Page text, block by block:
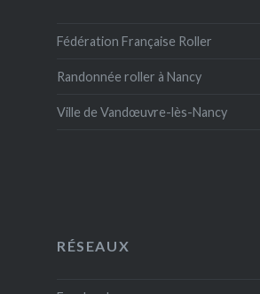
Fédération Française Roller
Randonnée roller à Nancy
Ville de Vandœuvre-lès-Nancy
RÉSEAUX